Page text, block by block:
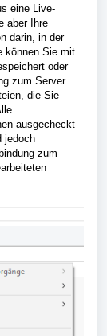
eine Live-
aber Ihre
darin, in der
können Sie mit
oder
zum Server
die Sie
ausgecheckt
jedoch
zum